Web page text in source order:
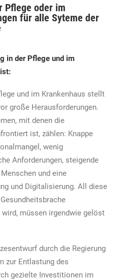
Pflege oder im
für alle Syteme der
in der Pflege und im
und im Krankenhaus stellt
große Herausforderungen.
mit denen die
ist, zählen: Knappe
wenig
Anforderungen, steigende
und eine
und Digitalisierung. All diese
müssen irgendwie gelöst
durch die Regierung
zur Entlastung des
gezielte Investitionen im